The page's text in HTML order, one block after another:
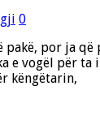
0
por ja që
e vogël për
këngëtarin,